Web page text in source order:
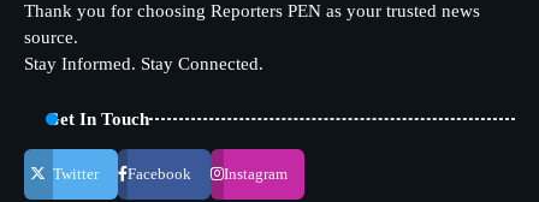
Thank you for choosing Reporters PEN as your trusted news
source.
Stay Informed. Stay Connected.
Get In Touch
Twitter Facebook Instagram